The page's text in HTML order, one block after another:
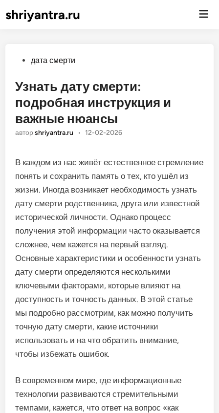
shriyantra.ru
Опубликовано
дата смерти
Узнать дату смерти:
подробная инструкция и
важные нюансы
авторshriyantra.ru • 12-02-2026
В каждом из нас живёт естественное стремление
понять и сохранить память о тех, кто ушёл из
жизни. Иногда возникает необходимость узнать
дату смерти родственника, друга или известной
исторической личности. Однако процесс
получения этой информации часто оказывается
сложнее, чем кажется на первый взгляд.
Основные характеристики и особенности узнать
дату смерти определяются несколькими
ключевыми факторами, которые влияют на
доступность и точность данных. В этой статье
мы подробно рассмотрим, как можно получить
точную дату смерти, какие источники
использовать и на что обратить внимание,
чтобы избежать ошибок.
В современном мире, где информационные
технологии развиваются стремительными
темпами, кажется, что ответ на вопрос «как